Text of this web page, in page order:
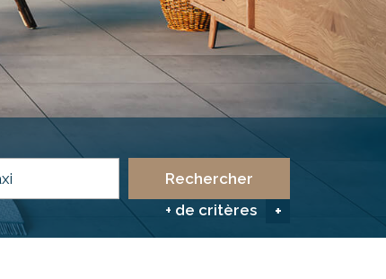
Rechercher
+ de critères +